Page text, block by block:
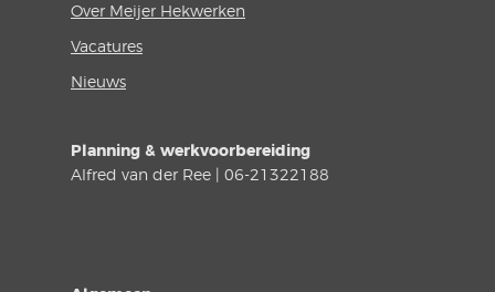
Over Meijer Hekwerken
Vacatures
Nieuws
Planning & werkvoorbereiding
Alfred van der Ree | 06-21322188